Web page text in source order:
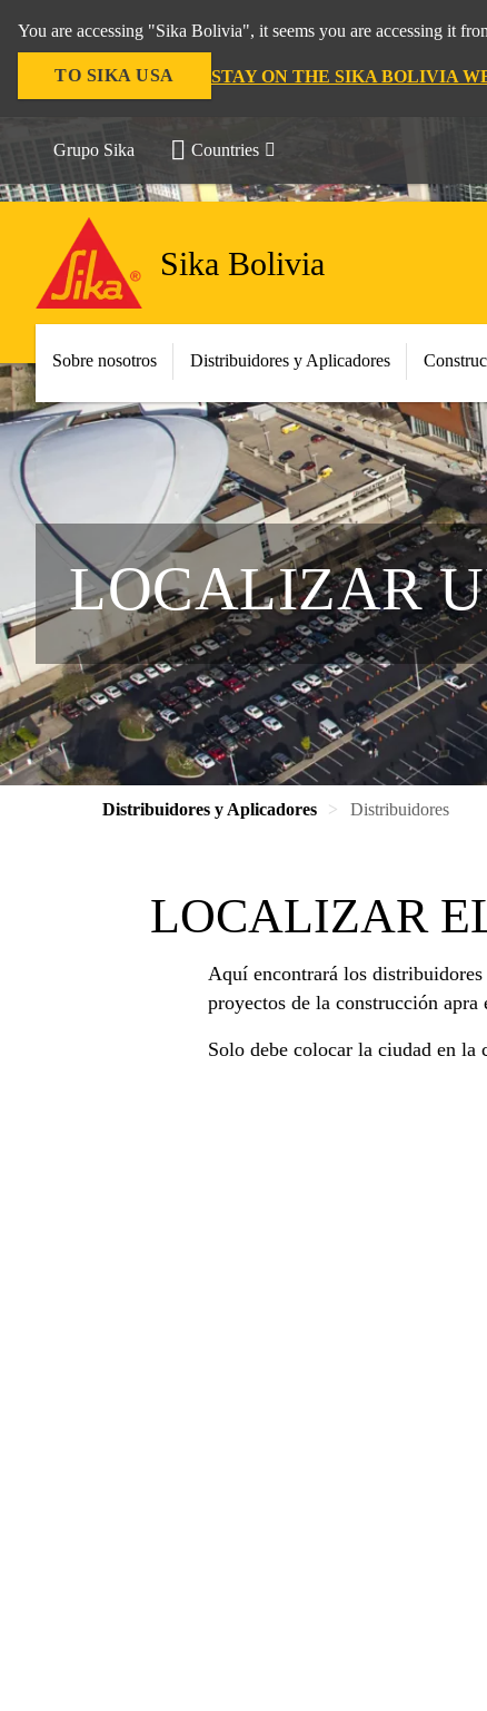
You are accessing "Sika Bolivia", it seems you are accessing it
TO SIKA USA STAY ON THE SIKA BOLIVIA
Grupo Sika Countries
Sika Bolivia
Sobre nosotros Distribuidores y Aplicadores
LOCALIZAR
Distribuidores y Aplicadores Distribuidores
LOCALIZAR
Aquí encontrará los
proyectos de la construcción apra
Solo debe colocar la ciudad en la